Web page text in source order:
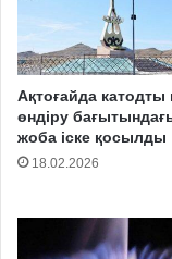
Ақтоғайда
өндіру
жоба іске қосылды
18.02.2026